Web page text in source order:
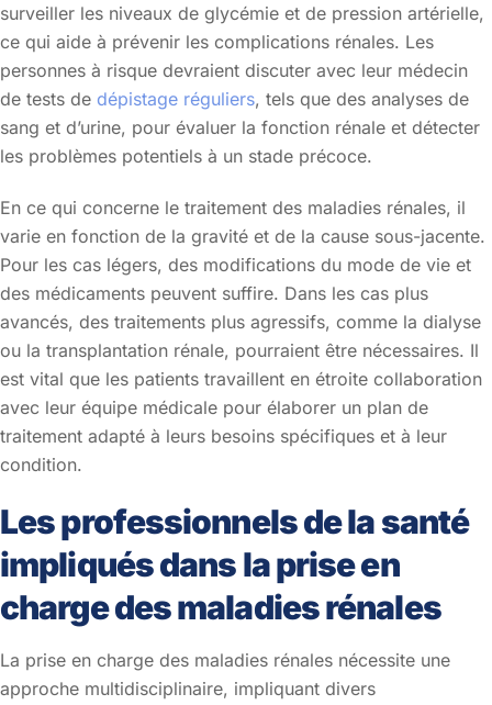
surveiller les niveaux de glycémie et de pression artérielle,
ce qui aide à prévenir les complications rénales. Les
personnes à risque devraient discuter avec leur médecin
de tests de dépistage réguliers, tels que des analyses de
sang et d’urine, pour évaluer la fonction rénale et détecter
les problèmes potentiels à un stade précoce.
En ce qui concerne le traitement des maladies rénales, il
varie en fonction de la gravité et de la cause sous-jacente.
Pour les cas légers, des modifications du mode de vie et
des médicaments peuvent suffire. Dans les cas plus
avancés, des traitements plus agressifs, comme la dialyse
ou la transplantation rénale, pourraient être nécessaires. Il
est vital que les patients travaillent en étroite collaboration
avec leur équipe médicale pour élaborer un plan de
traitement adapté à leurs besoins spécifiques et à leur
condition.
Les professionnels de la santé
impliqués dans la prise en
charge des maladies rénales
La prise en charge des maladies rénales nécessite une
approche multidisciplinaire, impliquant divers